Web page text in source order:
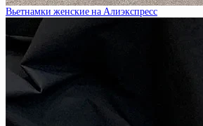
Вьетнамки женские на Алиэкспресс